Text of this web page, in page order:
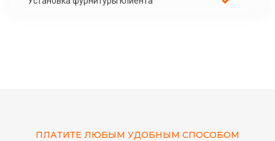
ПЛАТИТЕ ЛЮБЫМ УДОБНЫМ СПОСОБОМ